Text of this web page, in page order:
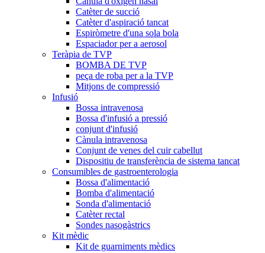
Catèter de succió
Catèter d'aspiració tancat
Espiròmetre d'una sola bola
Espaciador per a aerosol
Teràpia de TVP
BOMBA DE TVP
peça de roba per a la TVP
Mitjons de compressió
Infusió
Bossa intravenosa
Bossa d'infusió a pressió
conjunt d'infusió
Cànula intravenosa
Conjunt de venes del cuir cabellut
Dispositiu de transferència de sistema tancat
Consumibles de gastroenterologia
Bossa d'alimentació
Bomba d'alimentació
Sonda d'alimentació
Catèter rectal
Sondes nasogàstrics
Kit mèdic
Kit de guarniments mèdics